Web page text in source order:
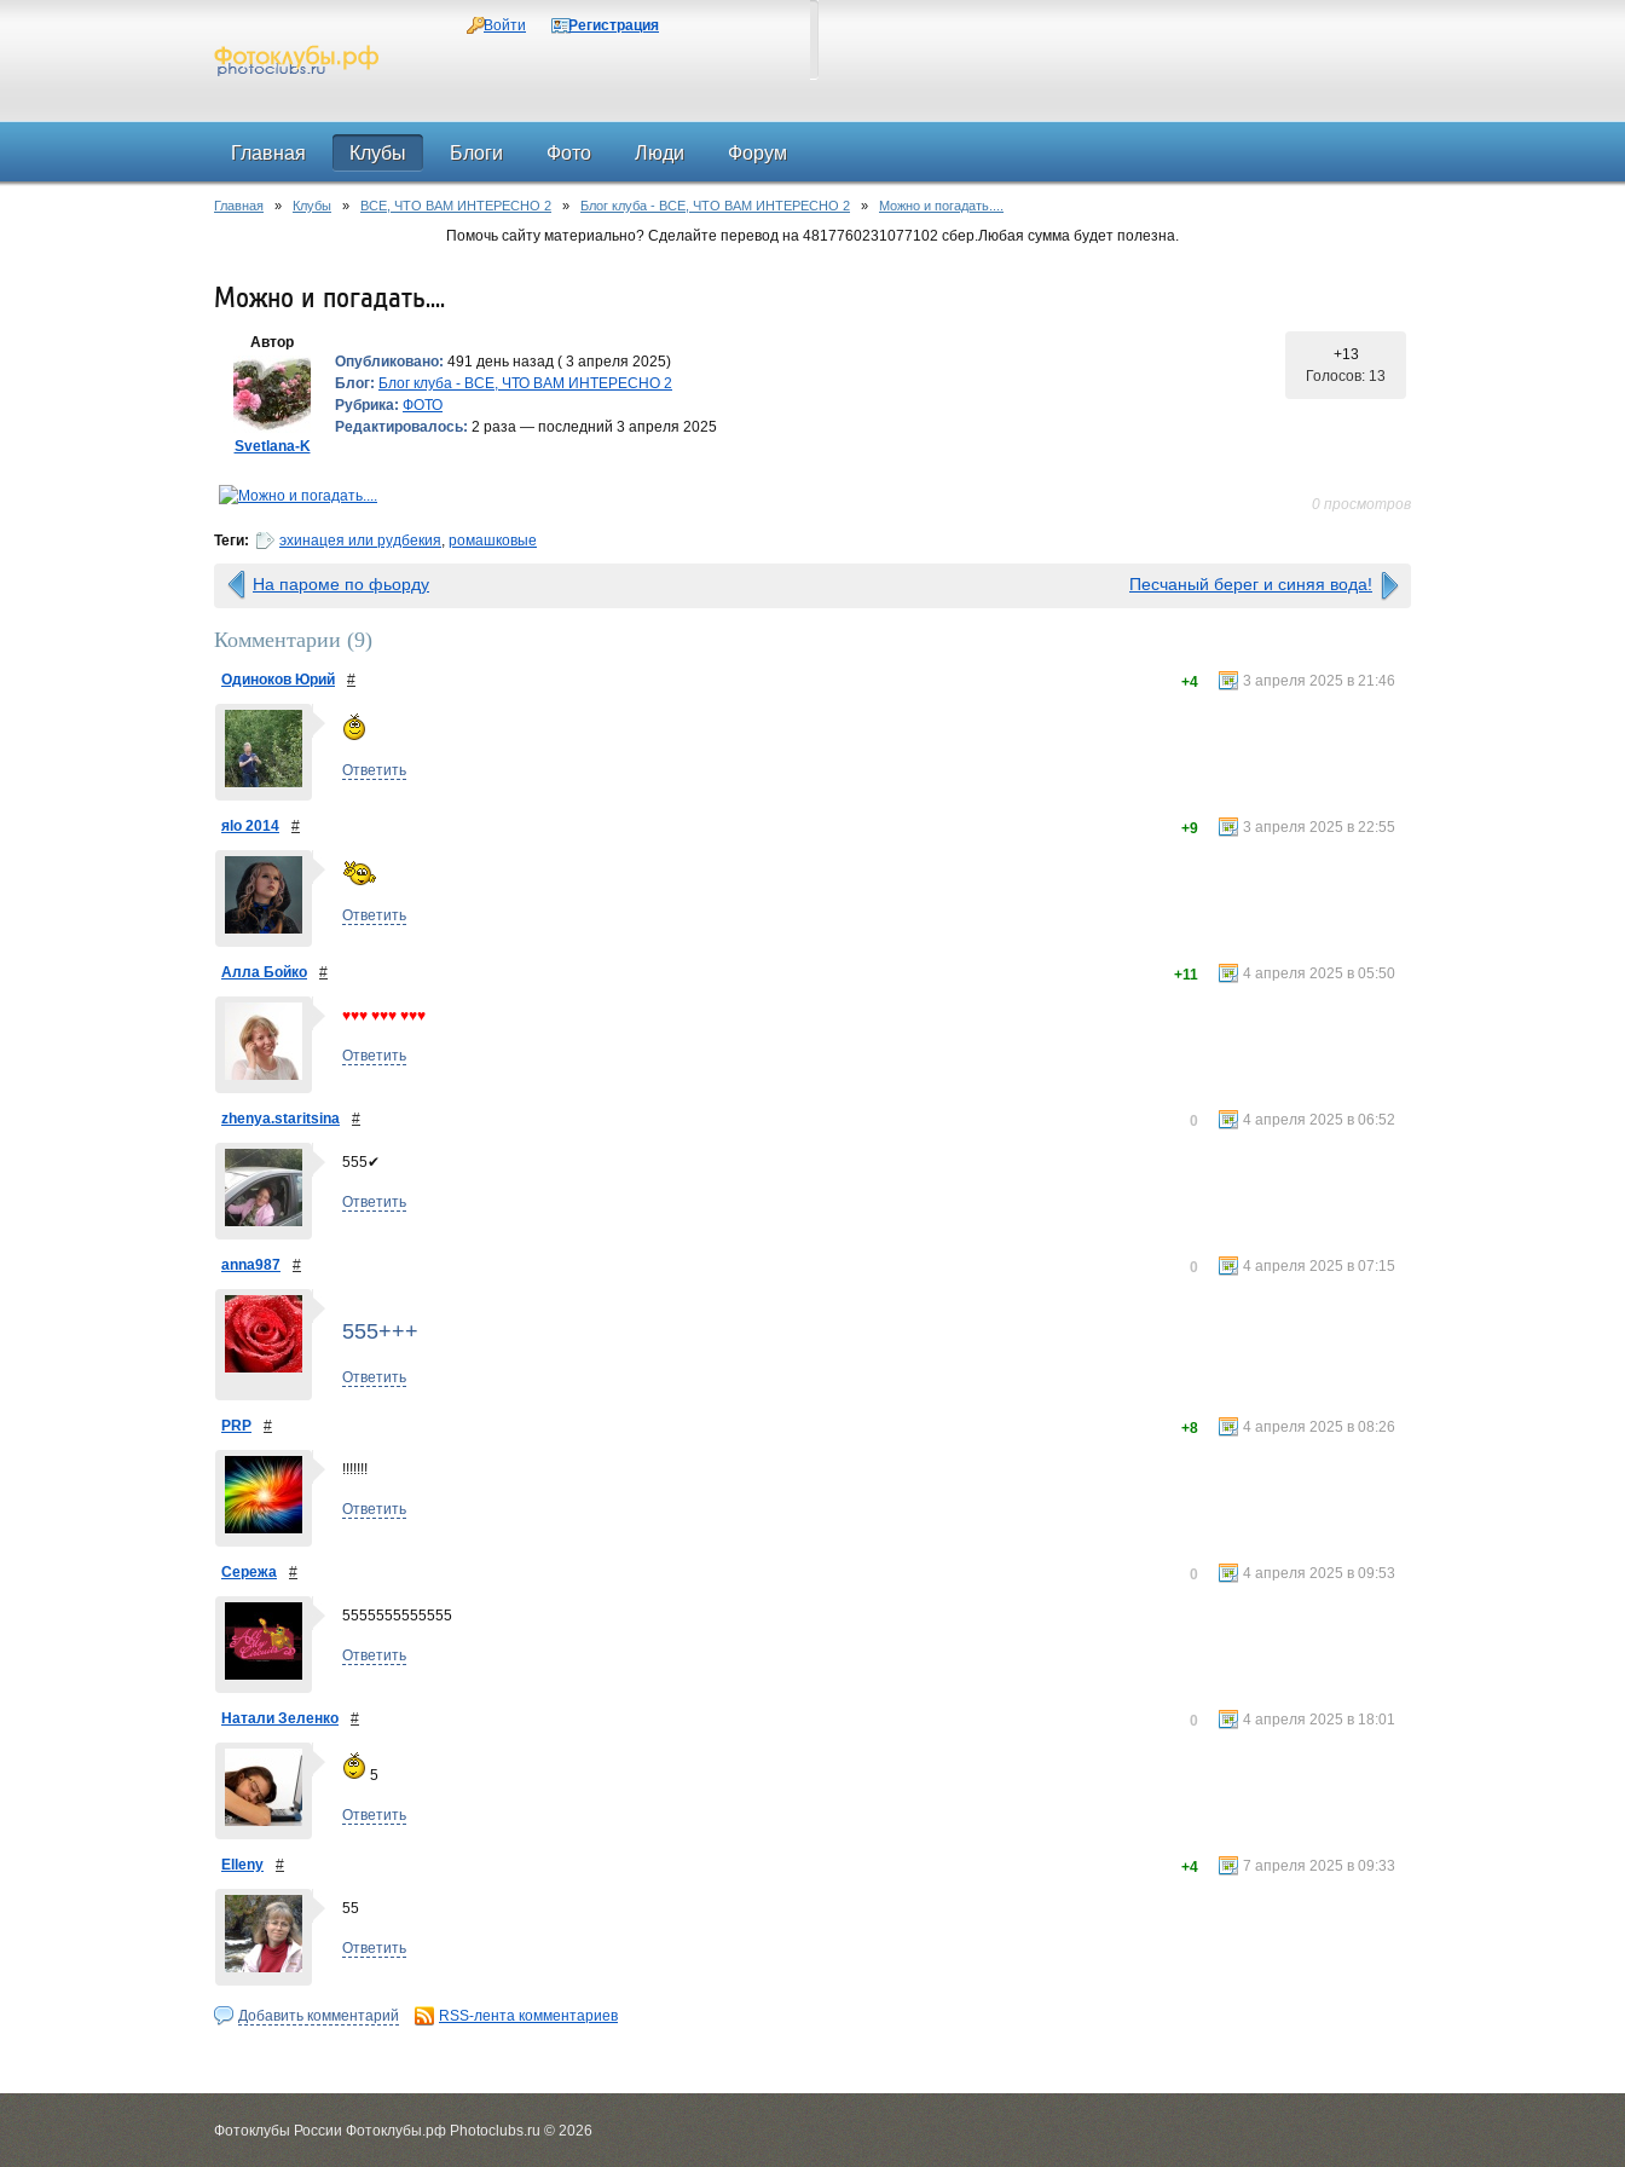
Войти Регистрация
Главная Клубы Блоги Фото Люди Форум
Главная » Клубы » ВСЕ, ЧТО ВАМ ИНТЕРЕСНО 2 » Блог клуба - ВСЕ, ЧТО ВАМ ИНТЕРЕСНО 2 » Можно и погадать....
Помочь сайту материально? Сделайте перевод на 4817760231077102 сбер.Любая сумма будет полезна.
Можно и погадать....
Автор
Svetlana-K
Опубликовано: 491 день назад ( 3 апреля 2025)
Блог: Блог клуба - ВСЕ, ЧТО ВАМ ИНТЕРЕСНО 2
Рубрика: ФОТО
Редактировалось: 2 раза — последний 3 апреля 2025
+13
Голосов: 13
0 просмотров
Теги: эхинацея или рудбекия, ромашковые
На пароме по фьорду Песчаный берег и синяя вода!
Комментарии (9)
Одиноков Юрий # 3 апреля 2025 в 21:46
+4
Ответить
яlo 2014 # 3 апреля 2025 в 22:55
+9
Ответить
Алла Бойко # 4 апреля 2025 в 05:50
+11
♥♥♥ ♥♥♥ ♥♥♥
Ответить
zhenya.staritsina # 4 апреля 2025 в 06:52
0
555✔
Ответить
anna987 # 4 апреля 2025 в 07:15
0
555+++
Ответить
PRP # 4 апреля 2025 в 08:26
+8
!!!!!!!
Ответить
Сережа # 4 апреля 2025 в 09:53
0
5555555555555
Ответить
Натали Зеленко # 4 апреля 2025 в 18:01
0
5
Ответить
Elleny # 7 апреля 2025 в 09:33
+4
55
Ответить
Добавить комментарий RSS-лента комментариев
Фотоклубы России Фотоклубы.рф Photoclubs.ru © 2026